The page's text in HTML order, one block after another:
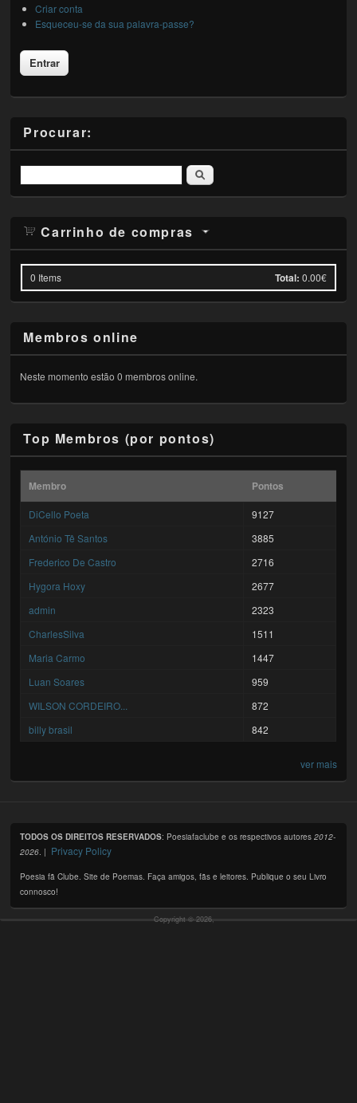
Criar conta
Esqueceu-se da sua palavra-passe?
Procurar:
Pesquisar
Carrinho de compras
0 Items Total: 0.00€
Membros online
Neste momento estão 0 membros online.
Top Membros (por pontos)
Membro Pontos
DiCello Poeta
9127
António Tê Santos
3885
Frederico De Castro
2716
Hygora Hoxy
2677
admin
2323
CharlesSilva
1511
Maria Carmo
1447
Luan Soares
959
WILSON CORDEIRO...
872
billy brasil
842
ver mais
TODOS OS DIREITOS RESERVADOS: Poesiafaclube e os respectivos autores2012-
2026 . | Privacy Policy
Poesia fã Clube. Site de Poemas. Faça amigos, fãs e leitores. Publique o seu Livro
connosco!
Copyright © 2026,